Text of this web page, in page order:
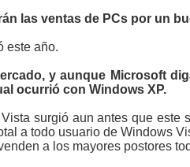
las ventas de PCs por un
este año.
y aunque Microsoft
ocurrió con Windows XP.
surgió aun antes que
a todo usuario de Windows
a los mayores postores